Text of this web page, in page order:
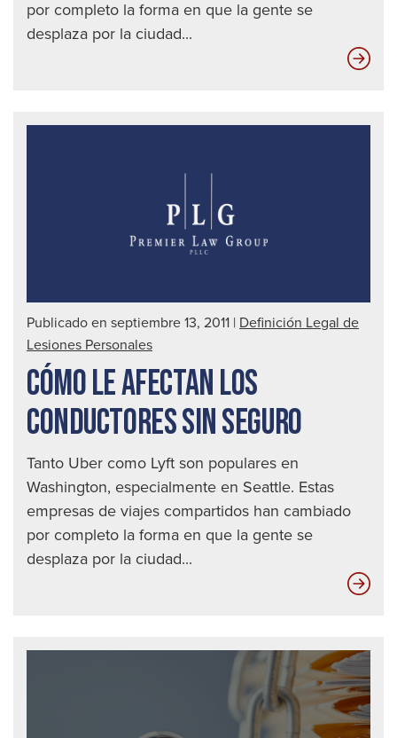
por completo la forma en que la gente se
desplaza por la ciudad...
de
Publicado en septiembre 13, 2011 | Definición Legal de
Lesiones Personales
CÓMO LE AFECTAN LOS
CONDUCTORES SIN SEGURO
Tanto Uber como Lyft son populares en
Washington, especialmente en Seattle. Estas
empresas de viajes compartidos han cambiado
por completo la forma en que la gente se
desplaza por la ciudad...
los
sin